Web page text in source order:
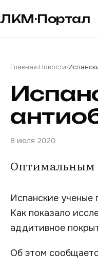
ЛКМ·Портал
Главная›Новости›
8 июля 2020
Оптимальным
Испанские ученые
Как показало
аддитивное
Об этом